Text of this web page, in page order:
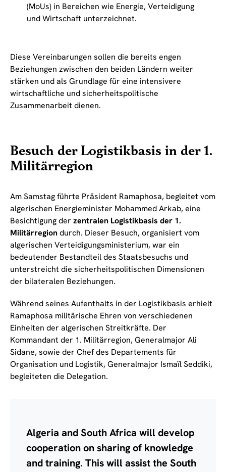
(MoUs) in Bereichen wie Energie, Verteidigung
und Wirtschaft unterzeichnet.
Diese Vereinbarungen sollen die bereits engen
Beziehungen zwischen den beiden Ländern weiter
stärken und als Grundlage für eine intensivere
wirtschaftliche und sicherheitspolitische
Zusammenarbeit dienen.
Besuch der Logistikbasis in der 1.
Militärregion
Am Samstag führte Präsident Ramaphosa, begleitet vom
algerischen Energieminister Mohammed Arkab, eine
Besichtigung der zentralen Logistikbasis der 1.
Militärregiondurch. Dieser Besuch, organisiert vom
algerischen Verteidigungsministerium, war ein
bedeutender Bestandteil des Staatsbesuchs und
unterstreicht die sicherheitspolitischen Dimensionen
der bilateralen Beziehungen.
Während seines Aufenthalts in der Logistikbasis erhielt
Ramaphosa militärische Ehren von verschiedenen
Einheiten der algerischen Streitkräfte. Der
Kommandant der 1. Militärregion, Generalmajor Ali
Sidane, sowie der Chef des Departements für
Organisation und Logistik, Generalmajor Ismaïl Seddiki,
begleiteten die Delegation.
Algeria and South Africa will develop
cooperation on sharing of knowledge
and training. This will assist the South